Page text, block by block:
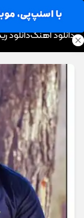
موزیک تار
دانلود آهنگدانلود